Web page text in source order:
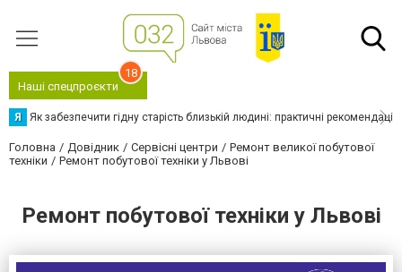
Наші спецпроєкти
18
Я Як забезпечити гідну старість близькій людині: практичні рекомендації
Головна Довідник Сервісні центри
Ремонт великої побутової
техніки
Ремонт побутової техніки у Львові
Ремонт побутової техніки у Львові